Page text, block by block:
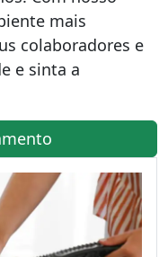
mais
colaboradores e
e sinta a